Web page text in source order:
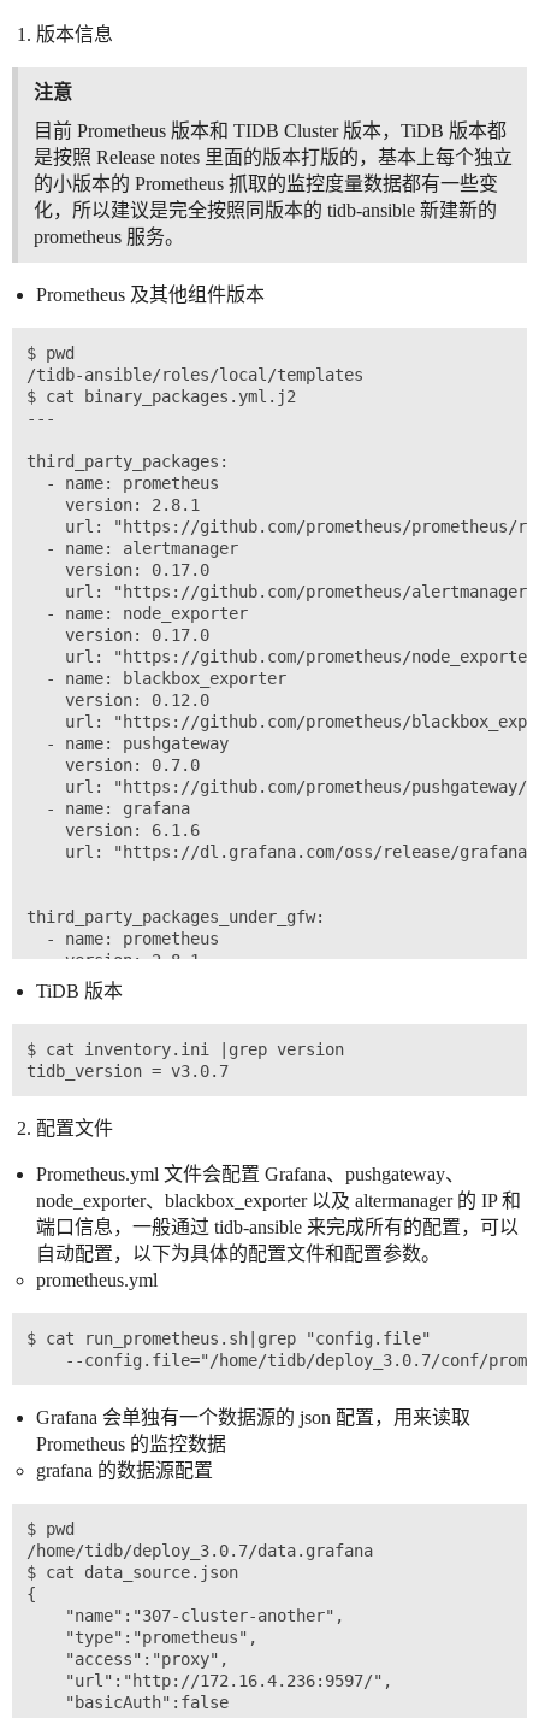
版本信息
注意
目前 Prometheus 版本和 TIDB Cluster 版本，TiDB 版本都
是按照 Release notes 里面的版本打版的，基本上每个独立
的小版本的 Prometheus 抓取的监控度量数据都有一些变
化，所以建议是完全按照同版本的 tidb-ansible 新建新的
prometheus 服务。
Prometheus 及其他组件版本
$ pwd
/tidb-ansible/roles/local/templates
$ cat binary_packages.yml.j2
---
third_party_packages:
  - name: prometheus
    version: 2.8.1
url: "https://github.com/prometheus/prometheus/
  - name: alertmanager
    version: 0.17.0
url: "https://github.com/prometheus/
  - name: node_exporter
    version: 0.17.0
url: "https://github.com/prometheus/
  - name: blackbox_exporter
    version: 0.12.0
url: "https://github.com/prometheus/
  - name: pushgateway
    version: 0.7.0
url: "https://github.com/prometheus/
  - name: grafana
    version: 6.1.6
url: "https://dl.grafana.com/oss/release/
third_party_packages_under_gfw:
  - name: prometheus
    version: 2.8.1
url: "https://download.pingcap.org/prometheus-
  - name: alertmanager
url: "http://download.pingcap.org/alertmanager-
  - name: node_exporter
  - name: pushgateway
url: "http://download.pingcap.org/pushgateway-
  - name: grafana
    version: 6.1.6
url: "https://download.pingcap.org/grafana-
  - name: blackbox_exporter
    version: 0.12.0
TiDB 版本
$ cat inventory.ini |grep version
配置文件
Prometheus.yml 文件会配置 Grafana、pushgateway、
node_exporter、blackbox_exporter 以及 altermanager 的 IP 和
端口信息，一般通过 tidb-ansible 来完成所有的配置，可以
自动配置，以下为具体的配置文件和配置参数。
prometheus.yml
$ cat run_prometheus.sh|grep "config.file"
Grafana 会单独有一个数据源的 json 配置，用来读取
Prometheus 的监控数据
grafana 的数据源配置
$ pwd
/home/tidb/deploy_3.0.7/data.grafana
$ cat data_source.json
{
    "name":"307-cluster-another",
    "type":"prometheus",
    "access":"proxy",
    "url":"http://172.16.4.236:9597/",